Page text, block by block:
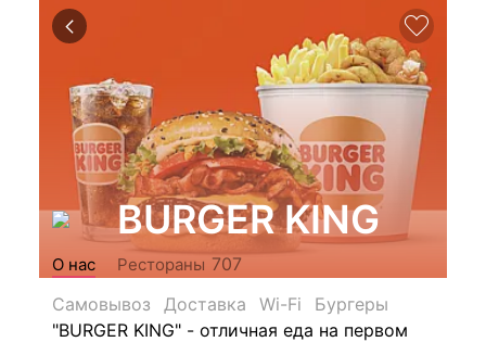
BURGER KING
О нас Рестораны 707
Самовывоз
Доставка Wi-Fi
Бургеры
"BURGER KING" - отличная еда на первом